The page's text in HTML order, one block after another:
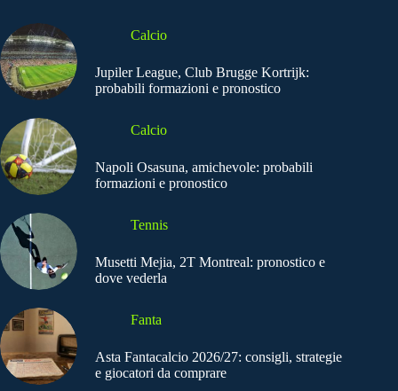
Calcio
Jupiler League, Club Brugge Kortrijk:
probabili formazioni e pronostico
Calcio
Napoli Osasuna, amichevole: probabili
formazioni e pronostico
Tennis
Musetti Mejia, 2T Montreal: pronostico e
dove vederla
Fanta
Asta Fantacalcio 2026/27: consigli, strategie
e giocatori da comprare